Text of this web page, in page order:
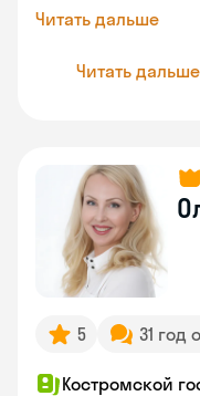
Читать дальше
Читать дальше
5 31 год
Костромской